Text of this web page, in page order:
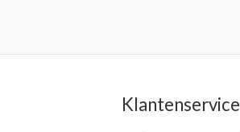
Klantenservice